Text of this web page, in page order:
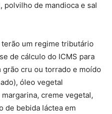
polvilho de mandioca e sal
um regime tributário
de cálculo do ICMS para
grão cru ou torrado e moído
óleo vegetal
creme vegetal,
de bebida láctea em